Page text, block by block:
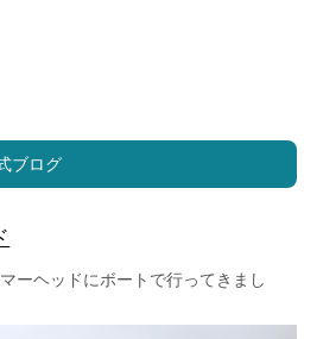
ブログ
ーヘッドにボートで行ってきまし